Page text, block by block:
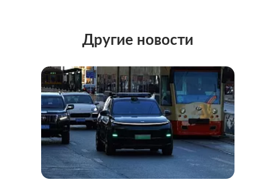
Другие новости